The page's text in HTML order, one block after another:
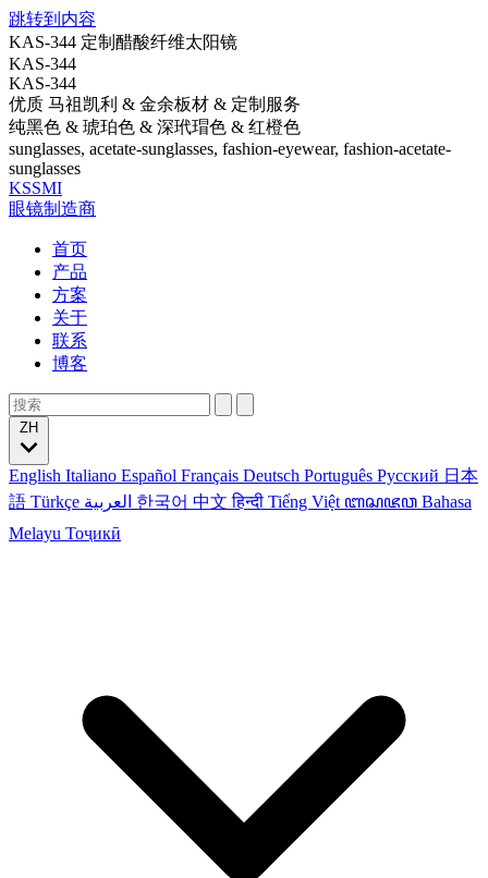
跳转到内容
KAS-344 定制醋酸纤维太阳镜
KAS-344
KAS-344
优质 马祖凯利 & 金余板材 & 定制服务
纯黑色 & 琥珀色 & 深玳瑁色 & 红橙色
sunglasses, acetate-sunglasses, fashion-eyewear, fashion-acetate-
sunglasses
KSSMI
眼镜制造商
首页
产品
方案
关于
联系
博客
English Italiano Español Français Deutsch Português Русский 日本
語 Türkçe 한국어 中文हिन्दी Tiếng Việt ꦧꦱꦗꦮ Bahasa
Melayu Тоҷикӣ